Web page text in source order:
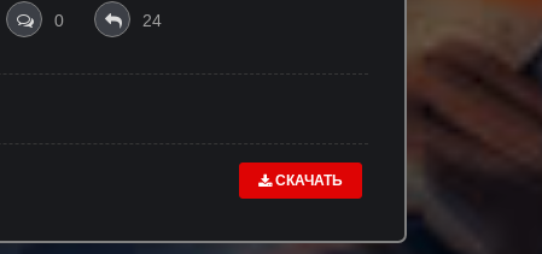
0 24
СКАЧАТЬ